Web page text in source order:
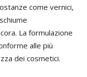
come vernici,
La formulazione
alle più
dei cosmetici.